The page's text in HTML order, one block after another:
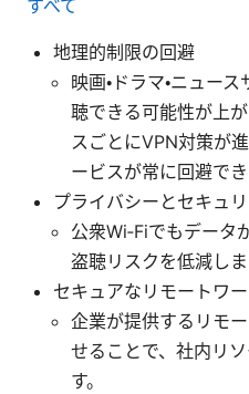
すべて
地理的制限の回避
映画・ドラマ・ニュー
聴できる可能性が上
スごとにVPN対策が
ービスが常に回避で
プライバシーとセキュ
公衆Wi‑Fiでもデータ
盗聴リスクを低減しま
セキュアなリモートワ
企業が提供するリモ
せることで、社内リ
す。